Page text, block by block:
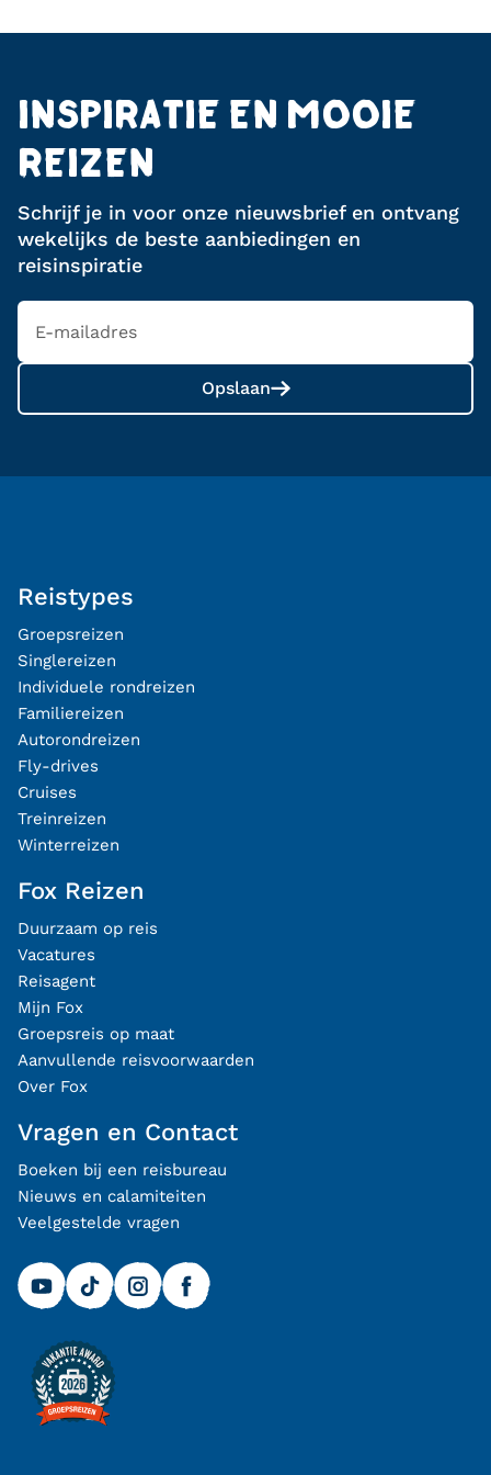
Hawequas-bergen, wat zorgt voor een pittoresk
natuurliefhebbers aantrekt.
INSPIRATIE EN MOOIE
REIZEN
Schrijf je in voor onze nieuwsbrief en ontvang
wekelijks de beste aanbiedingen en
reisinspiratie
Opslaan
Reistypes
Groepsreizen
Singlereizen
Individuele rondreizen
Familiereizen
Autorondreizen
Fly-drives
Cruises
Treinreizen
Winterreizen
Fox Reizen
Duurzaam op reis
Vacatures
Reisagent
Mijn Fox
Groepsreis op maat
Aanvullende reisvoorwaarden
Over Fox
Vragen en Contact
Boeken bij een reisbureau
Nieuws en calamiteiten
Veelgestelde vragen